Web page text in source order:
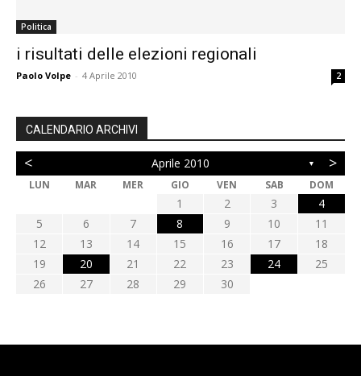
Politica
i risultati delle elezioni regionali
Paolo Volpe - 4 Aprile 2010 2
CALENDARIO ARCHIVI
< Aprile 2010 ▼ >
LUN MAR MER GIO VEN SAB DOM
1 2 3
4
5
6 7 8 9 10
11
12
13 14 15 16 17
18
19
20 21 22 23 24
25
26
27 28 29 30